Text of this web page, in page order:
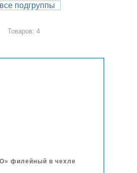
подгруппы
Товаров: 4
филейный в чехле